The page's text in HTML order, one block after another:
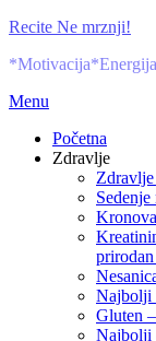
Skip
content
Recite Ne mrznji!
Menu
Početna
Zdravlje
Sedenje
Najbolji
Gluten
Najbolji